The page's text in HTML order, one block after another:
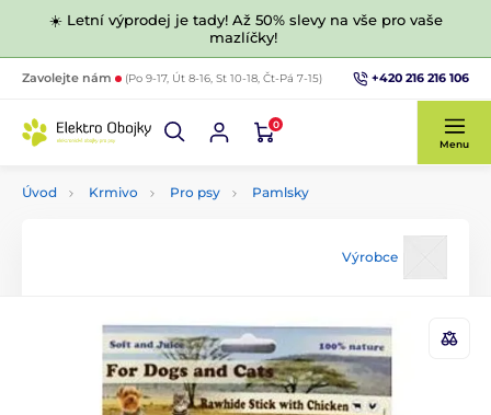
☀️ Letní výprodej je tady! Až 50% slevy na vše pro vaše
mazlíčky!
Zavolejte nám (Po 9-17, Út 8-16, St 10-18, Čt-Pá 7-15) +420 216 216 106
0
Menu
Úvod Krmivo Pro psy Pamlsky
Výrobce